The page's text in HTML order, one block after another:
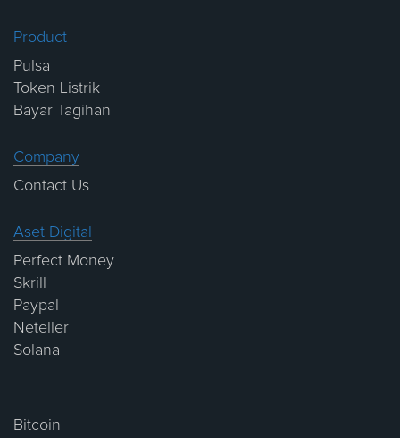
Product
Pulsa
Token Listrik
Bayar Tagihan
Company
Contact Us
Aset Digital
Perfect Money
Skrill
Paypal
Neteller
Solana
Bitcoin